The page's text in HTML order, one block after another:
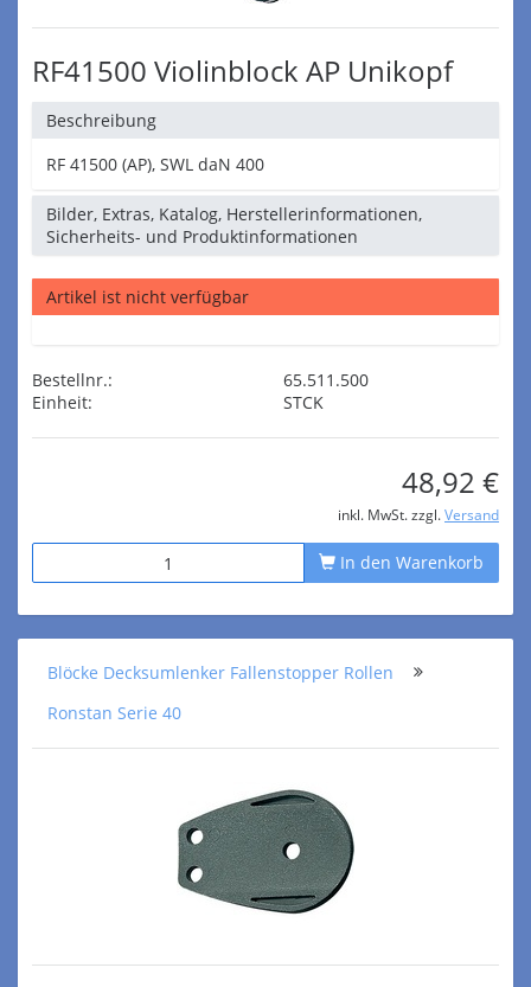
RF41500 Violinblock AP Unikopf
Beschreibung
RF 41500 (AP), SWL daN 400
Bilder, Extras, Katalog, Herstellerinformationen,
Sicherheits- und Produktinformationen
Artikel ist nicht verfügbar
Bestellnr.:
65.511.500
Einheit:
STCK
48,92 €
inkl. MwSt. zzgl. Versand
In den Warenkorb
Blöcke Decksumlenker Fallenstopper Rollen
Ronstan Serie 40